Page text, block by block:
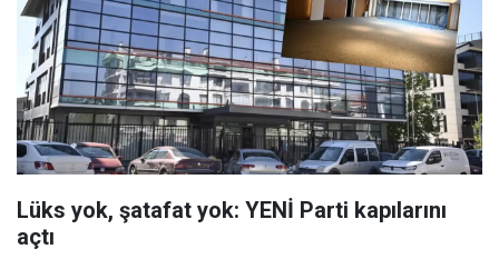
Lüks yok, şatafat yok: YENİ Parti kapılarını
açtı